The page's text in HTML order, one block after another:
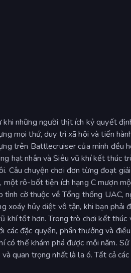
những người thịt ích kỷ quyết
mọi thứ, duy trì xã hội và tiến
trên Battlecruiser của mình đều
hạt nhân và Siêu vũ khí kết thúc
Câu chuyện chơi đơn từng đoạt
một rô-bốt tiện ích hạng C mượn
tình cờ thuộc về Tổng thống UAC,
xoáy hủy diệt vô tận, khi bạn phải
tốt hơn. Trong trò chơi kết thúc
các đặc quyền, phần thưởng và
có thể khám phá được mỗi năm.
quan trọng nhất là la ó. Tất cả